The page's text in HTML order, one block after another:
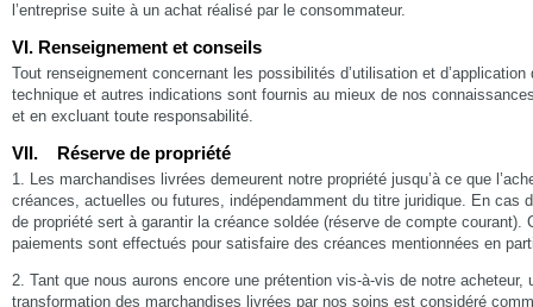
l’entreprise suite à un achat réalisé par le consommateur.
VI. Renseignement et conseils
Tout renseignement concernant les possibilités d’utilisation et
technique et autres indications sont fournis au mieux de nos
et en excluant toute responsabilité.
VII. Réserve de propriété
1. Les marchandises livrées demeurent notre propriété jusqu’à ce que
créances, actuelles ou futures, indépendamment du titre juridique. En cas
de propriété sert à garantir la créance soldée (réserve de compte courant).
paiements sont effectués pour satisfaire des créances mentionnées en
2. Tant que nous aurons encore une prétention vis-à-vis de notre acheteur,
transformation des marchandises livrées par nos soins est considéré